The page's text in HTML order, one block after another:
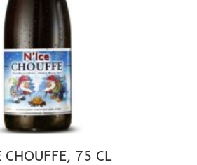
CHOUFFE, 75 CL